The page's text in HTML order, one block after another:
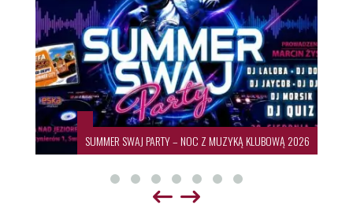
SUMMER SWAJ PARTY – NOC Z MUZYKĄ KLUBOWĄ 2026